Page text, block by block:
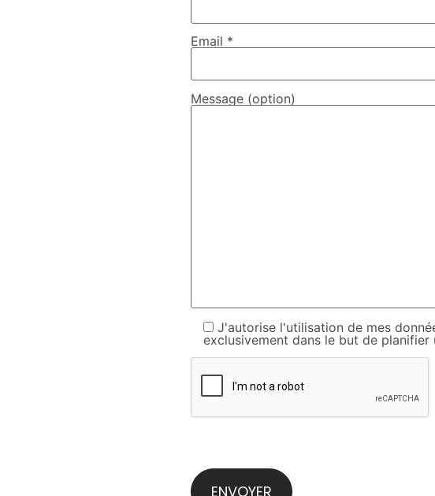
Email *
Message (option)
J'autorise l'utilisation de mes
exclusivement dans le but de planifier